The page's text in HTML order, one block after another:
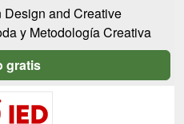
Design and Creative
y Metodología Creativa
gratis